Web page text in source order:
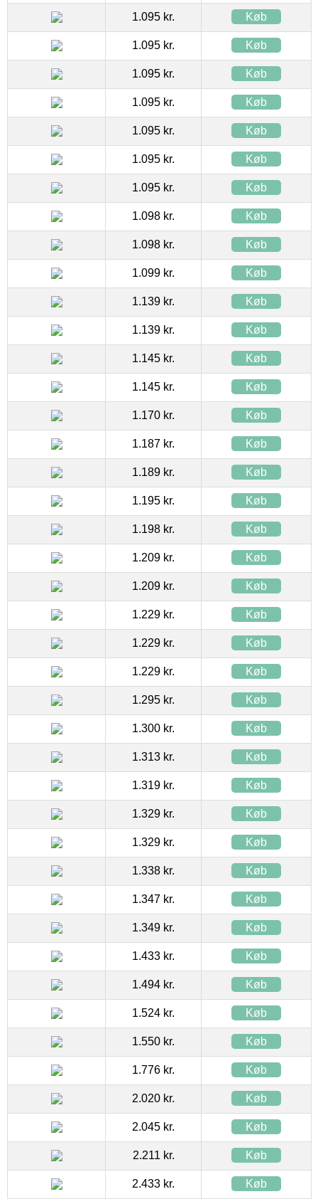
1.095 kr. Køb
1.095 kr. Køb
1.095 kr. Køb
1.095 kr. Køb
1.095 kr. Køb
1.095 kr. Køb
1.095 kr. Køb
1.098 kr. Køb
1.098 kr. Køb
1.099 kr. Køb
1.139 kr. Køb
1.139 kr. Køb
1.145 kr. Køb
1.145 kr. Køb
1.170 kr. Køb
1.187 kr. Køb
1.189 kr. Køb
1.195 kr. Køb
1.198 kr. Køb
1.209 kr. Køb
1.209 kr. Køb
1.229 kr. Køb
1.229 kr. Køb
1.229 kr. Køb
1.295 kr. Køb
1.300 kr. Køb
1.313 kr. Køb
1.319 kr. Køb
1.329 kr. Køb
1.329 kr. Køb
1.338 kr. Køb
1.347 kr. Køb
1.349 kr. Køb
1.433 kr. Køb
1.494 kr. Køb
1.524 kr. Køb
1.550 kr. Køb
1.776 kr. Køb
2.020 kr. Køb
2.045 kr. Køb
2.211 kr. Køb
2.433 kr. Køb